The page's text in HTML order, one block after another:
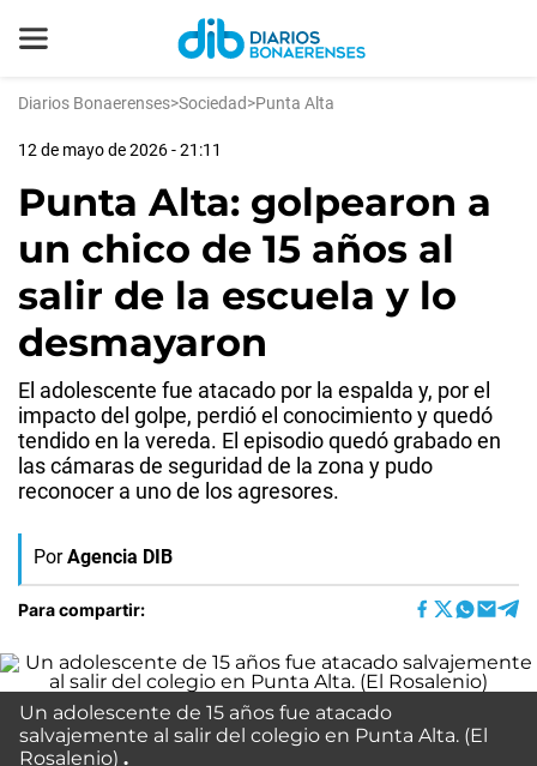
Diarios Bonaerenses>Sociedad>Punta Alta
12 de mayo de 2026 - 21:11
Punta Alta: golpearon a
un chico de 15 años al
salir de la escuela y lo
desmayaron
El adolescente fue atacado por la espalda y, por el
impacto del golpe, perdió el conocimiento y quedó
tendido en la vereda. El episodio quedó grabado en
las cámaras de seguridad de la zona y pudo
reconocer a uno de los agresores.
Por Agencia DIB
Para compartir:
Un adolescente de 15 años fue atacado
salvajemente al salir del colegio en Punta Alta. (El
Rosalenio)